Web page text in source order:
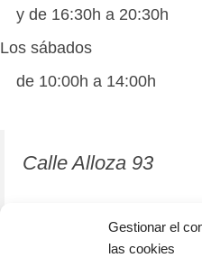
Gestionar el
las cookies
y de 16:30h a 20:30h
Los sábados
de 10:00h a 14:00h
Calle Alloza 93
12001 Castellón de